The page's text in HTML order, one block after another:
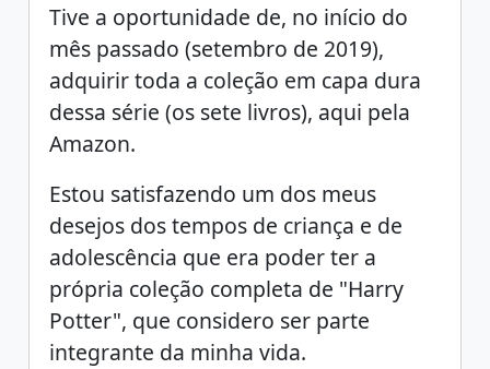
Tive a oportunidade de, no início do
mês passado (setembro de 2019),
adquirir toda a coleção em capa dura
dessa série (os sete livros), aqui pela
Amazon.
Estou satisfazendo um dos meus
desejos dos tempos de criança e de
adolescência que era poder ter a
própria coleção completa de "Harry
Potter", que considero ser parte
integrante da minha vida.